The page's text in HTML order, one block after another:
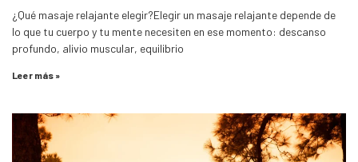
¿Qué masaje relajante elegir?Elegir un masaje relajante depende de
lo que tu cuerpo y tu mente necesiten en ese momento: descanso
profundo, alivio muscular, equilibrio
Leer más »